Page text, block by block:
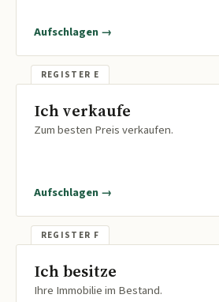
Aufschlagen →
Ich verkaufe
Zum besten Preis verkaufen.
Aufschlagen →
Ich besitze
Ihre Immobilie im Bestand.